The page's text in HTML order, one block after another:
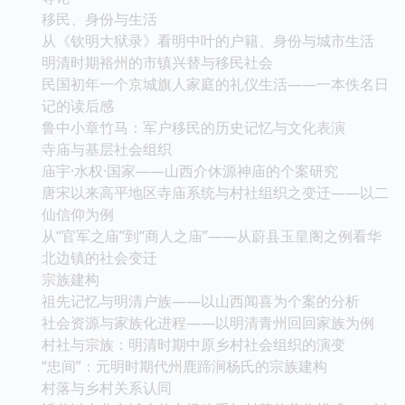
移民、身份与生活
从《钦明大狱录》看明中叶的户籍、身份与城市生活
明清时期裕州的市镇兴替与移民社会
民国初年一个京城旗人家庭的礼仪生活——一本佚名日
记的读后感
鲁中小章竹马：军户移民的历史记忆与文化表演
寺庙与基层社会组织
庙宇·水权·国家——山西介休源神庙的个案研究
唐宋以来高平地区寺庙系统与村社组织之变迁——以二
仙信仰为例
从“官军之庙”到“商人之庙”——从蔚县玉皇阁之例看华
北边镇的社会变迁
宗族建构
祖先记忆与明清户族——以山西闻喜为个案的分析
社会资源与家族化进程——以明清青州回回家族为例
村社与宗族：明清时期中原乡村社会组织的演变
“忠间”：元明时期代州鹿蹄涧杨氏的宗族建构
村落与乡村关系认同